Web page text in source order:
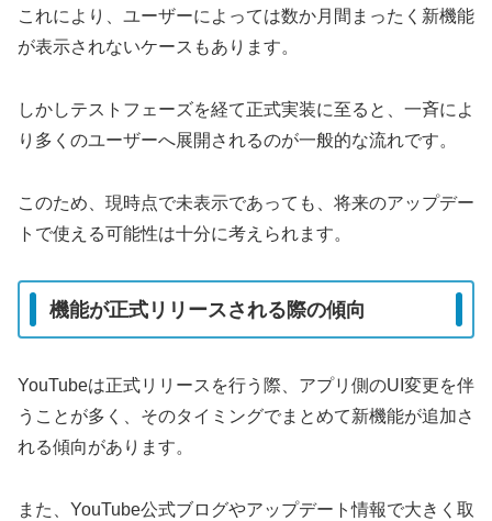
これにより、ユーザーによっては数か月間まったく新機能
が表示されないケースもあります。
しかしテストフェーズを経て正式実装に至ると、一斉によ
り多くのユーザーへ展開されるのが一般的な流れです。
このため、現時点で未表示であっても、将来のアップデー
トで使える可能性は十分に考えられます。
機能が正式リリースされる際の傾向
YouTubeは正式リリースを行う際、アプリ側のUI変更を伴
うことが多く、そのタイミングでまとめて新機能が追加さ
れる傾向があります。
また、YouTube公式ブログやアップデート情報で大きく取